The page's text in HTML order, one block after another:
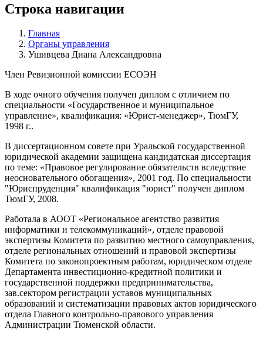
Строка навигации
Главная
Органы управления
Ушивцева Диана Александровна
Член Ревизионной комиссии ЕСОЭН
В ходе очного обучения получен диплом с отличием по
специальности «Государственное и муниципальное
управление», квалификация: «Юрист-менеджер», ТюмГУ,
1998 г..
В диссертационном совете при Уральской государственной
юридической академии защищена кандидатская диссертация
по теме: «Правовое регулирование обязательств вследствие
неосновательного обогащения», 2001 год. По специальности
"Юриспруденция" квалификация "юрист" получен диплом
ТюмГУ, 2008.
Работала в АООТ «Региональное агентство развития
информатики и телекоммуникаций», отделе правовой
экспертизы Комитета по развитию местного самоуправления,
отделе региональных отношений и правовой экспертизы
Комитета по законопроектным работам, юридическом отделе
Департамента инвестиционно-кредитной политики и
государственной поддержки предпринимательства,
зав.сектором регистрации уставов муниципальных
образований и систематизации правовых актов юридического
отдела Главного контрольно-правового управления
Администрации Тюменской области.